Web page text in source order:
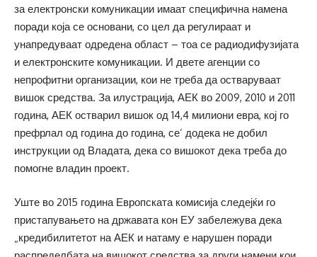
за електронски комуникации имаат специфична намена
поради која се основани, со цел да регулираат и
унапредуваат одредена област – тоа се радиодифузијата
и електронските комуникации. И двете агенции со
непрофитни организации, кои не треба да остваруваат
вишок средства. За илустрација, АЕК во 2009, 2010 и 2011
година, АЕК остварил вишок од 14,4 милиони евра, кој го
префрлал од година до година, се’ додека не добил
инструкции од Владата, дека со вишокот дека треба до
помогне владин проект.
Уште во 2015 година Европската комисија следејќи го
пристапувањето на државата кон ЕУ забележува дека
„кредибилитетот на АЕК и натаму е нарушен поради